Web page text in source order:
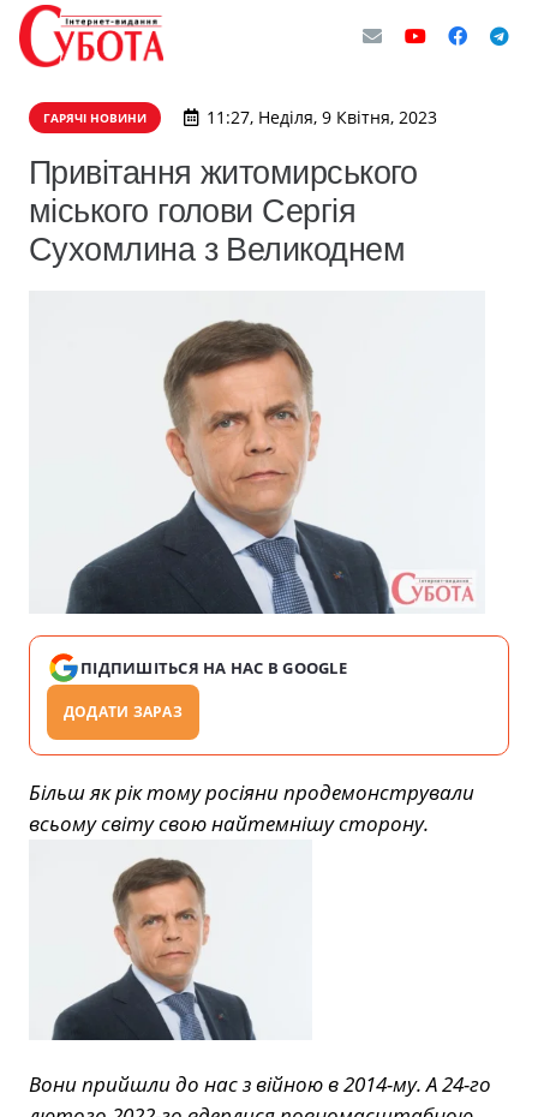
ГАРЯЧІ НОВИНИ 11:27, Неділя, 9 Квітня, 2023
Привітання житомирського
міського голови Сергія
Сухомлина з Великоднем
ПІДПИШІТЬСЯ НА НАС В GOOGLE
ДОДАТИ ЗАРАЗ
Більш як рік тому росіяни продемонстрували
всьому світу свою найтемнішу сторону.
Вони прийшли до нас з війною в 2014-му. А 24-го